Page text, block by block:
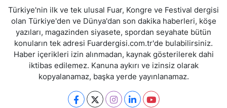
Türkiye'nin ilk ve tek ulusal Fuar, Kongre ve Festival dergisi
olan Türkiye'den ve Dünya'dan son dakika haberleri, köşe
yazıları, magazinden siyasete, spordan seyahate bütün
konuların tek adresi Fuardergisi.com.tr'de bulabilirsiniz.
Haber içerikleri izin alınmadan, kaynak gösterilerek dahi
iktibas edilemez. Kanuna aykırı ve izinsiz olarak
kopyalanamaz, başka yerde yayınlanamaz.